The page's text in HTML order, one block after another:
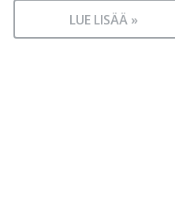
LUE LISÄÄ »